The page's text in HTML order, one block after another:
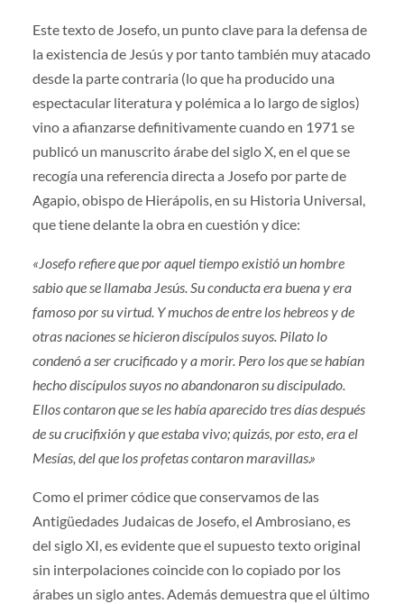
Este texto de Josefo, un punto clave para la defensa de
la existencia de Jesús y por tanto también muy atacado
desde la parte contraria (lo que ha producido una
espectacular literatura y polémica a lo largo de siglos)
vino a afianzarse definitivamente cuando en 1971 se
publicó un manuscrito árabe del siglo X, en el que se
recogía una referencia directa a Josefo por parte de
Agapio, obispo de Hierápolis, en su Historia Universal,
que tiene delante la obra en cuestión y dice:
«Josefo refiere que por aquel tiempo existió un hombre
sabio que se llamaba Jesús. Su conducta era buena y era
famoso por su virtud. Y muchos de entre los hebreos y de
otras naciones se hicieron discípulos suyos. Pilato lo
condenó a ser crucificado y a morir. Pero los que se habían
hecho discípulos suyos no abandonaron su discipulado.
Ellos contaron que se les había aparecido tres días después
de su crucifixión y que estaba vivo; quizás, por esto, era el
Mesías, del que los profetas contaron maravillas.»
Como el primer códice que conservamos de las
Antigüedades Judaicas de Josefo, el Ambrosiano, es
del siglo XI, es evidente que el supuesto texto original
sin interpolaciones coincide con lo copiado por los
árabes un siglo antes. Además demuestra que el último